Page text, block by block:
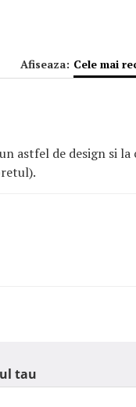
Afiseaza: Cele mai
astfel de design si
tau